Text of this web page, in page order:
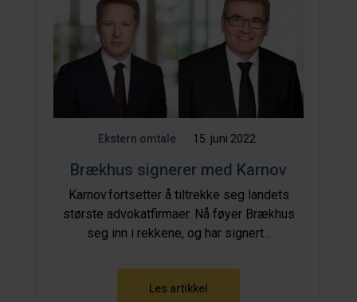
Ekstern omtale 15. juni 2022
Brækhus signerer med Karnov
Karnov fortsetter å tiltrekke seg landets
største advokatfirmaer. Nå føyer Brækhus
seg inn i rekkene, og har signert...
Les artikkel